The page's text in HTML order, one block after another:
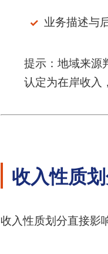
业务描述与
提示：地域来源
认定为在岸收入
收入性质
收入性质划分直接影